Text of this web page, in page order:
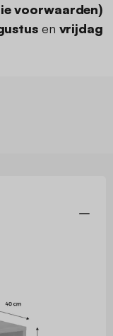
voorwaarden)
en vrijdag